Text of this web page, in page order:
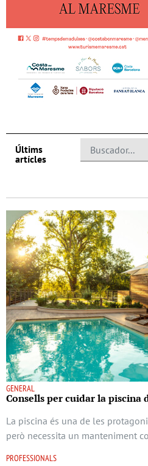
Últims
artícles
GENERAL
Consells per cuidar la piscina
La piscina és una de les
però necessita un manteniment
PROFESSIONALS